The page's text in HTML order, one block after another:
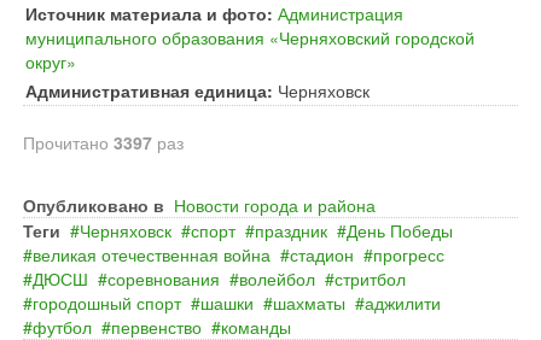
Источник материала и фото: Администрация
муниципального образования «Черняховский городской
округ»
Административная единица: Черняховск
Прочитано 3397 раз
Опубликовано в Новости города и района
Теги
Черняховск спорт праздник
День Победы
великая отечественная война
стадион
прогресс
ДЮСШ
соревнования волейбол
стритбол
городошный спорт
шашки шахматы
аджилити
футбол
первенство команды